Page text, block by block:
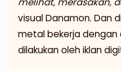
visual Danamon. Dan
metal bekerja dengan
dilakukan oleh iklan